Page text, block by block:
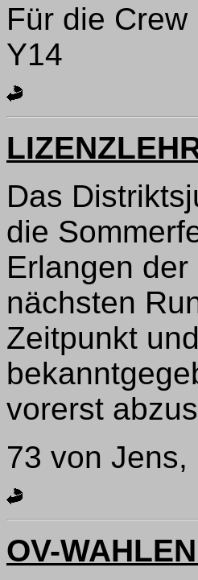
Für die
Y14
Das
die
Erlangen
nächsten
Zeitpunkt
vorerst
73 von Jens,
OV-